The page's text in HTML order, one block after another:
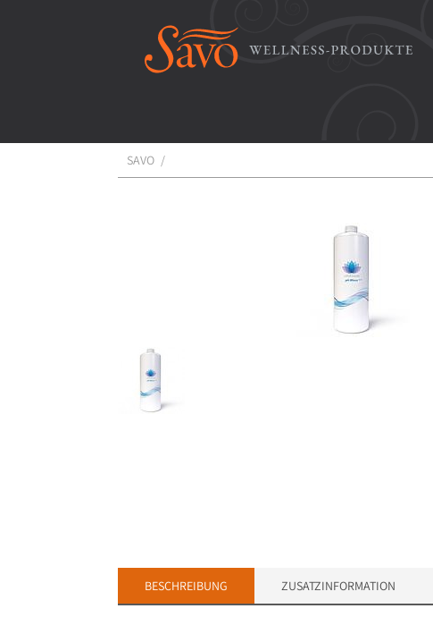
SAVO /
BESCHREIBUNG ZUSATZINFORMATION